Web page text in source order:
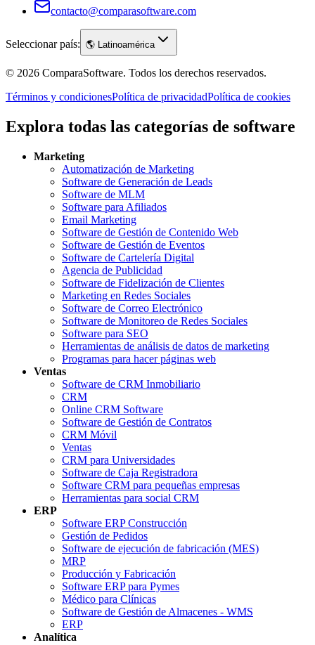
contacto@comparasoftware.com
Seleccionar país: 🌎 Latinoamérica
© 2026 ComparaSoftware. Todos los derechos reservados.
Términos y condicionesPolítica de privacidadPolítica de cookies
Explora todas las categorías de software
Marketing
Automatización de Marketing
Software de Generación de Leads
Software de MLM
Software para Afiliados
Email Marketing
Software de Gestión de Contenido Web
Software de Gestión de Eventos
Software de Cartelería Digital
Agencia de Publicidad
Software de Fidelización de Clientes
Marketing en Redes Sociales
Software de Correo Electrónico
Software de Monitoreo de Redes Sociales
Software para SEO
Herramientas de análisis de datos de marketing
Programas para hacer páginas web
Ventas
Software de CRM Inmobiliario
CRM
Online CRM Software
Software de Gestión de Contratos
CRM Móvil
Ventas
CRM para Universidades
Software de Caja Registradora
Software CRM para pequeñas empresas
Herramientas para social CRM
ERP
Software ERP Construcción
Gestión de Pedidos
Software de ejecución de fabricación (MES)
MRP
Producción y Fabricación
Software ERP para Pymes
Médico para Clínicas
Software de Gestión de Almacenes - WMS
ERP
Analítica